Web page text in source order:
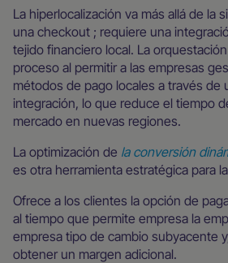
La hiperlocalización va más allá de la
una checkout ; requiere una
tejido financiero local. La
proceso al permitir a las empresas
métodos de pago locales a través de
integración, lo que reduce el tiempo
mercado en nuevas regiones.
La optimización de la conversión
es otra herramienta estratégica para
Ofrece a los clientes la opción de
al tiempo que permite empresa la
empresa tipo de cambio subyacente
obtener un margen adicional.